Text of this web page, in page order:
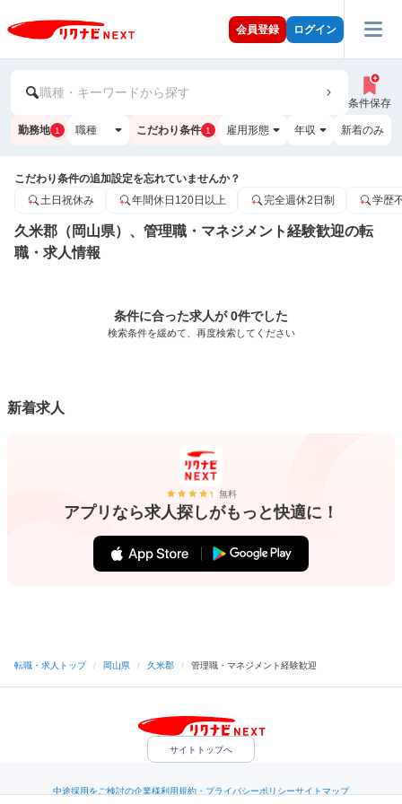
会員登録 ログイン
職種・キーワードから探す
条件保存
勤務地 1 職種 こだわり条件 1 雇用形態 年収 新着のみ
こだわり条件の追加設定を忘れていませんか？
土日祝休み
年間休日120日以上 完全週休2日制 学歴
久米郡（岡山県）、管理職・マネジメント経験歓迎の転
職・求人情報
条件に合った求人が 0件でした
検索条件を緩めて、再度検索してください
新着求人
無料
アプリなら求人探しがもっと快適に！
転職・求人トップ / 岡山県 / 久米郡 / 管理職・マネジメント経験歓迎
サイトトップへ
中途採用をご検討の企業様利用規約・プライバシーポリシーサイトマップ